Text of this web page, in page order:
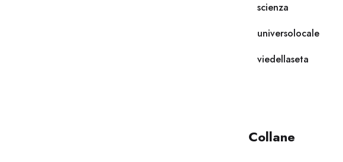
scienza
universolocale
viedellaseta
Collane